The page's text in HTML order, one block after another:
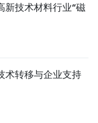
新技术材料行业“磁
术转移与企业支持